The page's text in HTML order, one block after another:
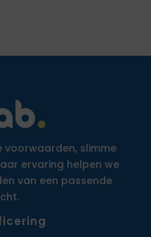
voorwaarden, slimme
ervaring helpen we
van een passende